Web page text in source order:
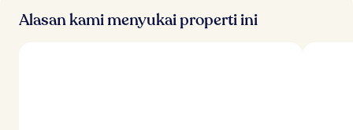
Alasan kami menyukai properti ini